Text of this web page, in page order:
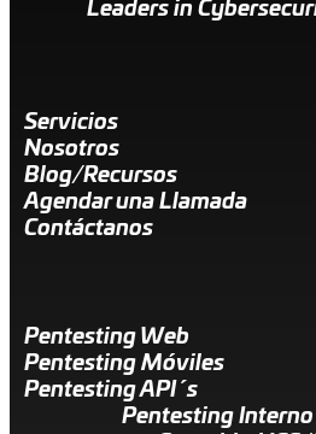
Leaders in
Servicios
Nosotros
Blog/Recursos
Agendar una Llamada
Contáctanos
Pentesting Web
Pentesting Móviles
Pentesting API´s
Pentesting